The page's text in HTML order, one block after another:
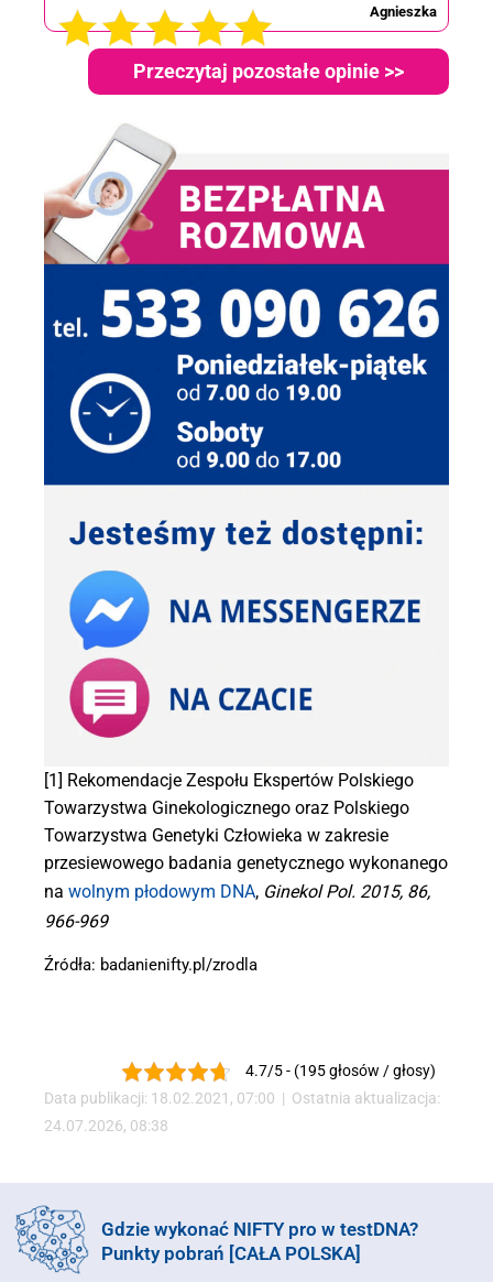
Agnieszka
Przeczytaj pozostałe opinie >>
[1] Rekomendacje Zespołu Ekspertów Polskiego
Towarzystwa Ginekologicznego oraz Polskiego
Towarzystwa Genetyki Człowieka w zakresie
przesiewowego badania genetycznego wykonanego
na wolnym płodowym DNA, Ginekol Pol. 2015, 86,
966-969
Źródła: badanienifty.pl/zrodla
4.7/5 - (195 głosów / głosy)
Data publikacji: 18.02.2021, 07:00 | Ostatnia aktualizacja:
24.07.2026, 08:38
Gdzie wykonać NIFTY pro w testDNA?
Punkty pobrań [CAŁA POLSKA]